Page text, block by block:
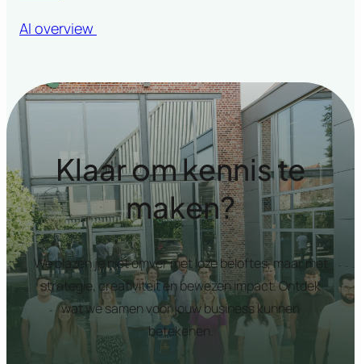
AI overview
Klaar om kennis te
maken?
We blazen je niet omver met loze beloftes, maar met
strategie, creativiteit en bewezen impact. Ontdek
wat we samen voor jouw business kunnen
betekenen.